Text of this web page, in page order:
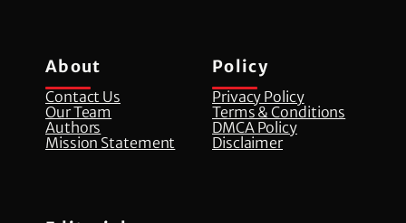
About
Contact Us
Our Team
Authors
Mission Statement
Policy
Privacy Policy
Terms & Conditions
DMCA Policy
Disclaimer